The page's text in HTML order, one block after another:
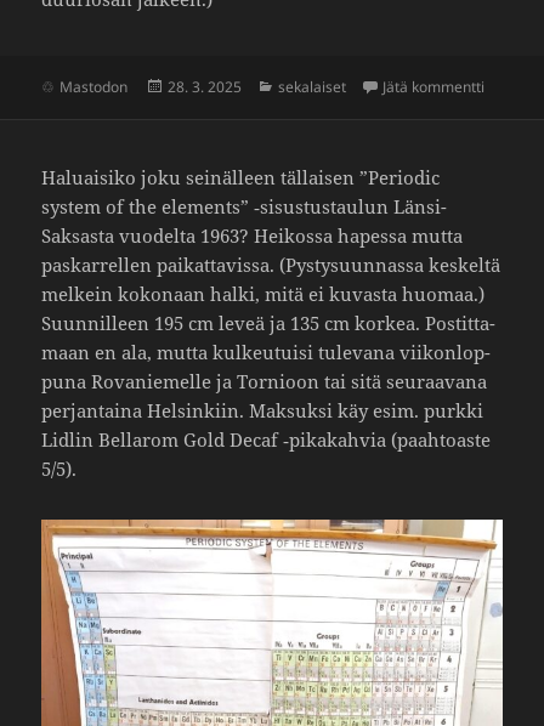
Mastodon Julkaistu
28. 3. 2025 Kategoriat
sekalaiset Jätä kommentti
Haluai­siko joku seinäl­leen tällaisen ”Periodic
system of the elements” ‑sisus­tus­taulun Länsi-
Saksasta vuodelta 1963? Heikossa hapessa mutta
paskar­rellen paikat­ta­vissa. (Pysty­suun­nassa keskeltä
melkein koko­naan halki, mitä ei kuvasta huomaa.)
Suun­nil­leen 195 cm leveä ja 135 cm korkea. Postit­ta­
maan en ala, mutta kulkeu­tuisi tule­vana viikon­lop­
puna Rova­nie­melle ja Tornioon tai sitä seuraa­vana
perjan­taina Helsin­kiin. Maksuksi käy esim. purkki
Lidlin Bellarom Gold Decaf ‑pika­kahvia (paah­toaste
5/5).